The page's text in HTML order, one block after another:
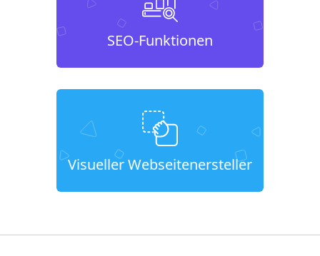
SEO-Funktionen
Visueller Webseitenersteller